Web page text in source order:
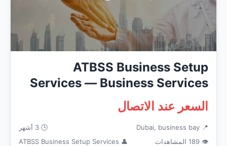
ATBSS Business Setup
Services — Business Services
in Duba...
السعر عند الاتصال
📍 Dubai, business bay
🕒 3 أشهر
👁 189 المشاهدات
👤 ATBSS Business Setup Services